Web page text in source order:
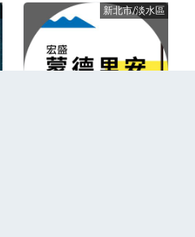
新北市/淡水區